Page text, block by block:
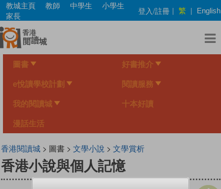
Skip
main
content
教城主頁 教師 中學生
小學生
家長
登入/註冊 | 繁 | English
圖書 好書推介
e悅讀學校計劃 閱讀服務
我的閱讀城 十本好讀
漫話生活
香港閱讀城> 圖書 > 文學小說 > 文學賞析
香港小說與個人記憶